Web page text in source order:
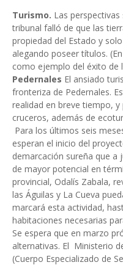
Turismo. Las
tribunal falló de que las
propiedad del Estado y
alegando poseer títulos.
como ejemplo del éxito de
Pedernales El ansiado
fronteriza de Pedernales.
realidad en breve tiempo,
cruceros, además de
Para los últimos seis
esperan el inicio del
demarcación sureña que a
de mayor potencial en
provincial, Odalís Zabala,
las Águilas y La Cueva
marcará esta actividad,
habitaciones necesarias
Se espera que en marzo
alternativas. El Ministerio
(Cuerpo Especializado de